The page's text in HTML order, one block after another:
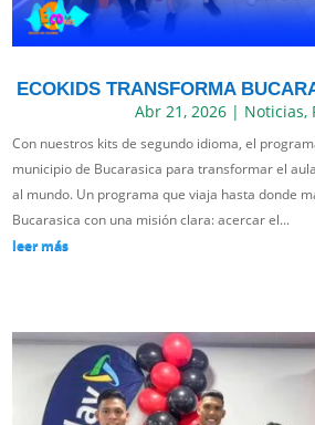
ECOKIDS TRANSFORMA
Abr 21, 2026| Noticias,
Con nuestros kits de segundo idioma, el
municipio de Bucarasica para transformar el
al mundo. Un programa que viaja hasta donde
Bucarasica con una misión clara: acercar el...
leer más